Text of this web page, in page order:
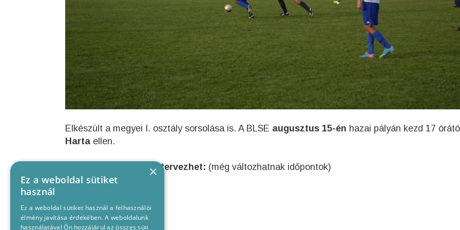
Elkészült a megyei I. osztály sorsolása is. A BLSE augusztus 15-én hazai pályán kezd 17
Harta ellen.
A letölthető sorsolás tervezhet: (még változhatnak időpontok)
×
Ez a weboldal sütiket
használ
Ez a weboldal sütiket használ a felhasználói
élmény javítása érdekében. A weboldalunk
használatával Ön hozzájárul az összes süti